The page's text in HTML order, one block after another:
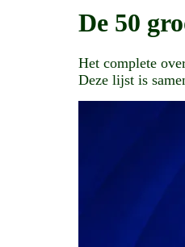
De 50
Het complete
Deze lijst is